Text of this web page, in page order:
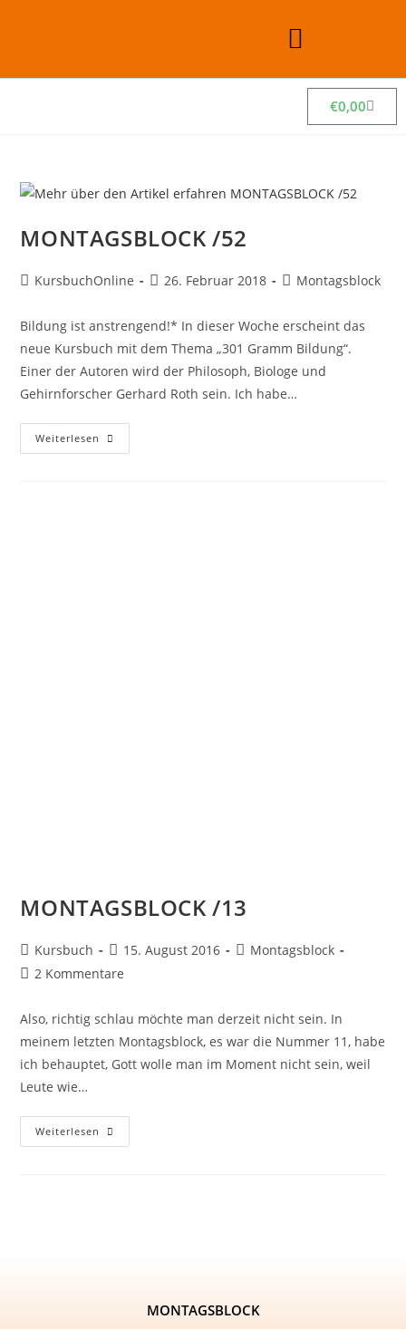
€0,00
MONTAGSBLOCK /52
KursbuchOnline 26. Februar 2018 Montagsblock
Bildung ist anstrengend!* In dieser Woche erscheint das
neue Kursbuch mit dem Thema „301 Gramm Bildung“.
Einer der Autoren wird der Philosoph, Biologe und
Gehirnforscher Gerhard Roth sein. Ich habe…
Weiterlesen
MONTAGSBLOCK /13
Kursbuch 15. August 2016
Montagsblock
2 Kommentare
Also, richtig schlau möchte man derzeit nicht sein. In
meinem letzten Montagsblock, es war die Nummer 11, habe
ich behauptet, Gott wolle man im Moment nicht sein, weil
Leute wie…
Weiterlesen
MONTAGSBLOCK